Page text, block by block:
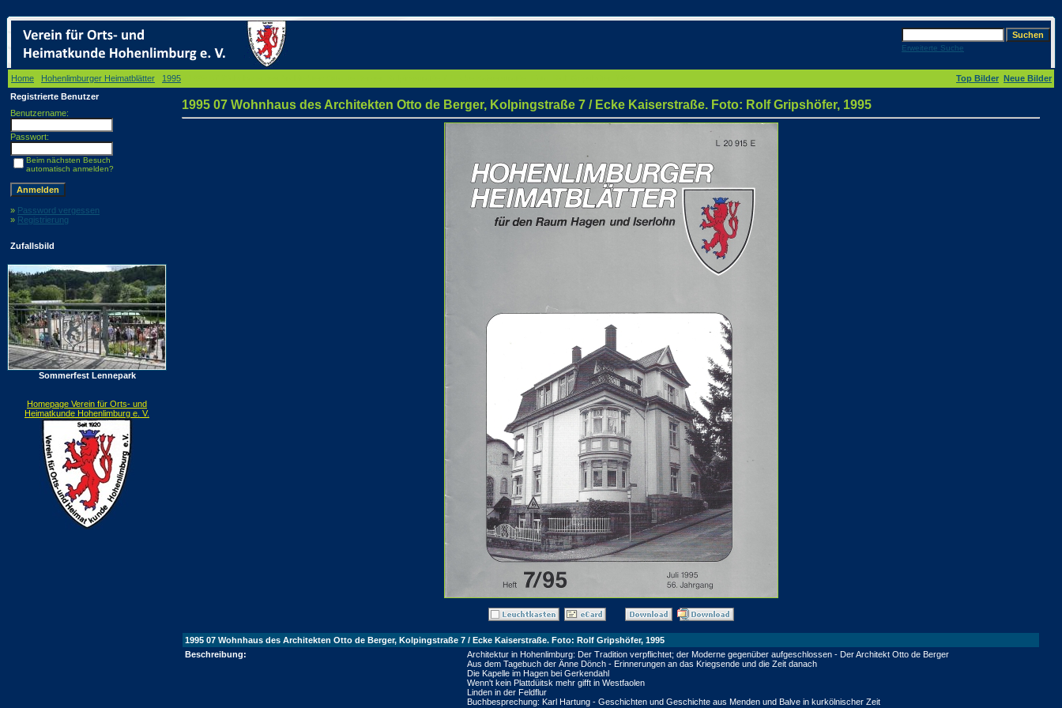
Erweiterte Suche
Home Hohenlimburger Heimatblätter 1995 Top Bilder Neue Bilder
Registrierte Benutzer
Benutzername:
Passwort:
Beim nächsten Besuch
automatisch anmelden?
» Password vergessen
» Registrierung
Zufallsbild
Sommerfest Lennepark
Homepage Verein für Orts- und
Heimatkunde Hohenlimburg e. V.
1995 07 Wohnhaus des Architekten Otto de Berger, Kolpingstraße 7 / Ecke Kaiserstraße. Foto: Rolf Gripshöfer, 1995
1995 07 Wohnhaus des Architekten Otto de Berger, Kolpingstraße 7 / Ecke Kaiserstraße. Foto: Rolf Gripshöfer, 1995
Beschreibung:
Architektur in Hohenlimburg: Der Tradition verpflichtet; der Moderne gegenüber aufgeschlossen - Der Architekt Otto de Berger
Aus dem Tagebuch der Änne Dönch - Erinnerungen an das Kriegsende und die Zeit danach
Die Kapelle im Hagen bei Gerkendahl
Wenn't kein Plattdüitsk mehr gifft in Westfaolen
Linden in der Feldflur
Buchbesprechung: Karl Hartung - Geschichten und Geschichte aus Menden und Balve in kurkölnischer Zeit